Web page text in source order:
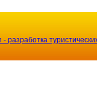
- разработка